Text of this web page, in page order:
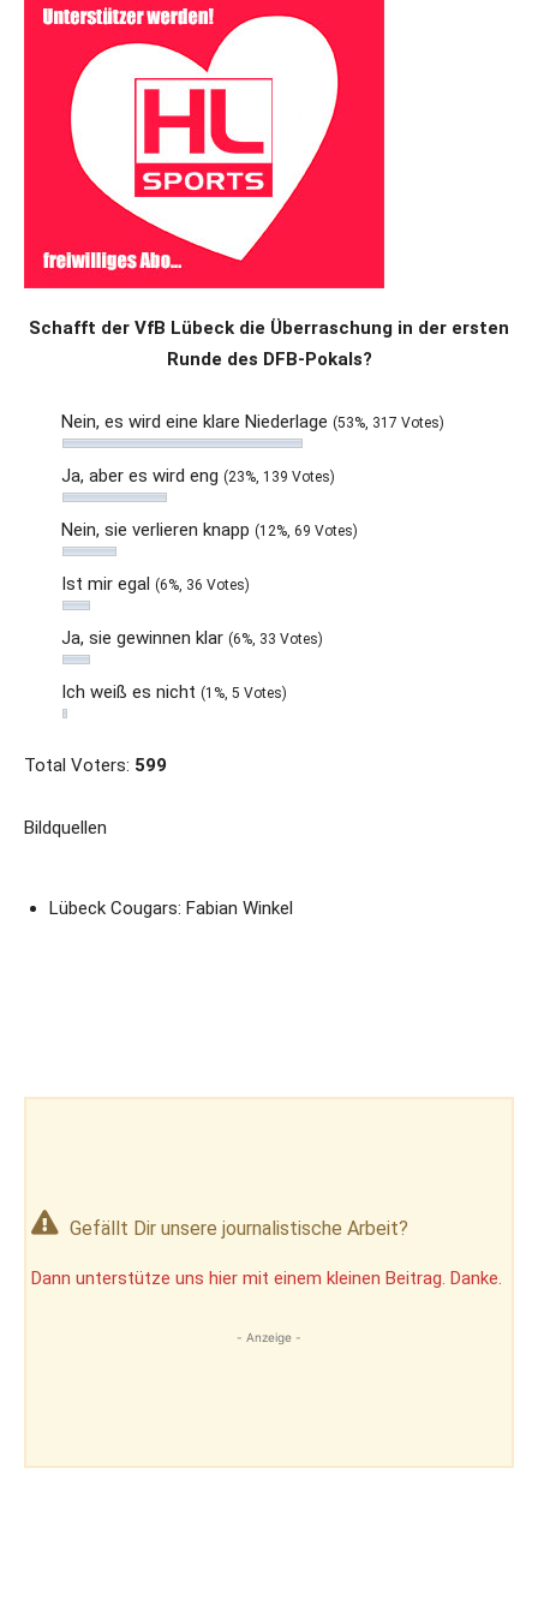
Schafft der VfB Lübeck die Überraschung in der ersten
Runde des DFB-Pokals?
Nein, es wird eine klare Niederlage (53%, 317 Votes)
Ja, aber es wird eng (23%, 139 Votes)
Nein, sie verlieren knapp (12%, 69 Votes)
Ist mir egal (6%, 36 Votes)
Ja, sie gewinnen klar (6%, 33 Votes)
Ich weiß es nicht (1%, 5 Votes)
Total Voters: 599
Bildquellen
Lübeck Cougars: Fabian Winkel
Gefällt Dir unsere journalistische Arbeit?
Dann unterstütze uns hier mit einem kleinen Beitrag. Danke.
- Anzeige -